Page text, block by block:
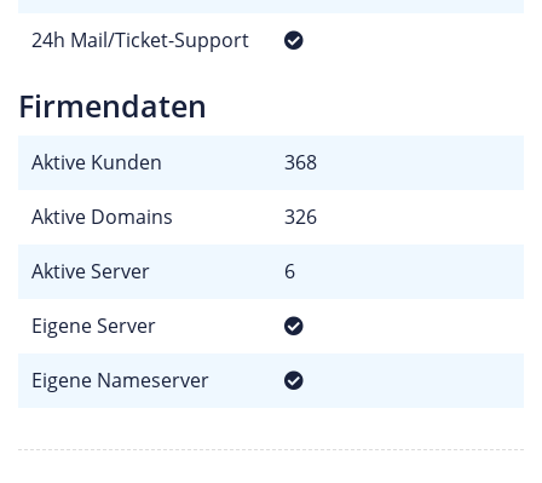
24h Mail/Ticket-Support
Firmendaten
Aktive Kunden 368
Aktive Domains 326
Aktive Server 6
Eigene Server
Eigene Nameserver